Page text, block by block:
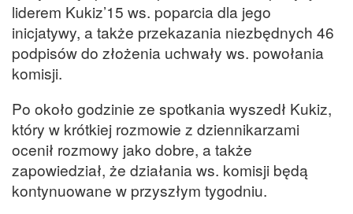
liderem Kukiz’15 ws. poparcia dla jego
inicjatywy, a także przekazania niezbędnych 46
podpisów do złożenia uchwały ws. powołania
komisji.
Po około godzinie ze spotkania wyszedł Kukiz,
który w krótkiej rozmowie z dziennikarzami
ocenił rozmowy jako dobre, a także
zapowiedział, że działania ws. komisji będą
kontynuowane w przyszłym tygodniu.